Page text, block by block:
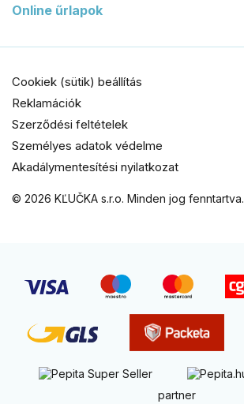
Online űrlapok
© 2026 KĽUČKA s.r.o. Minden jog fenntartva.
Cookiek (sütik) beállítás
Reklamációk
Szerződési feltételek
Személyes adatok védelme
Akadálymentesítési nyilatkozat
partner